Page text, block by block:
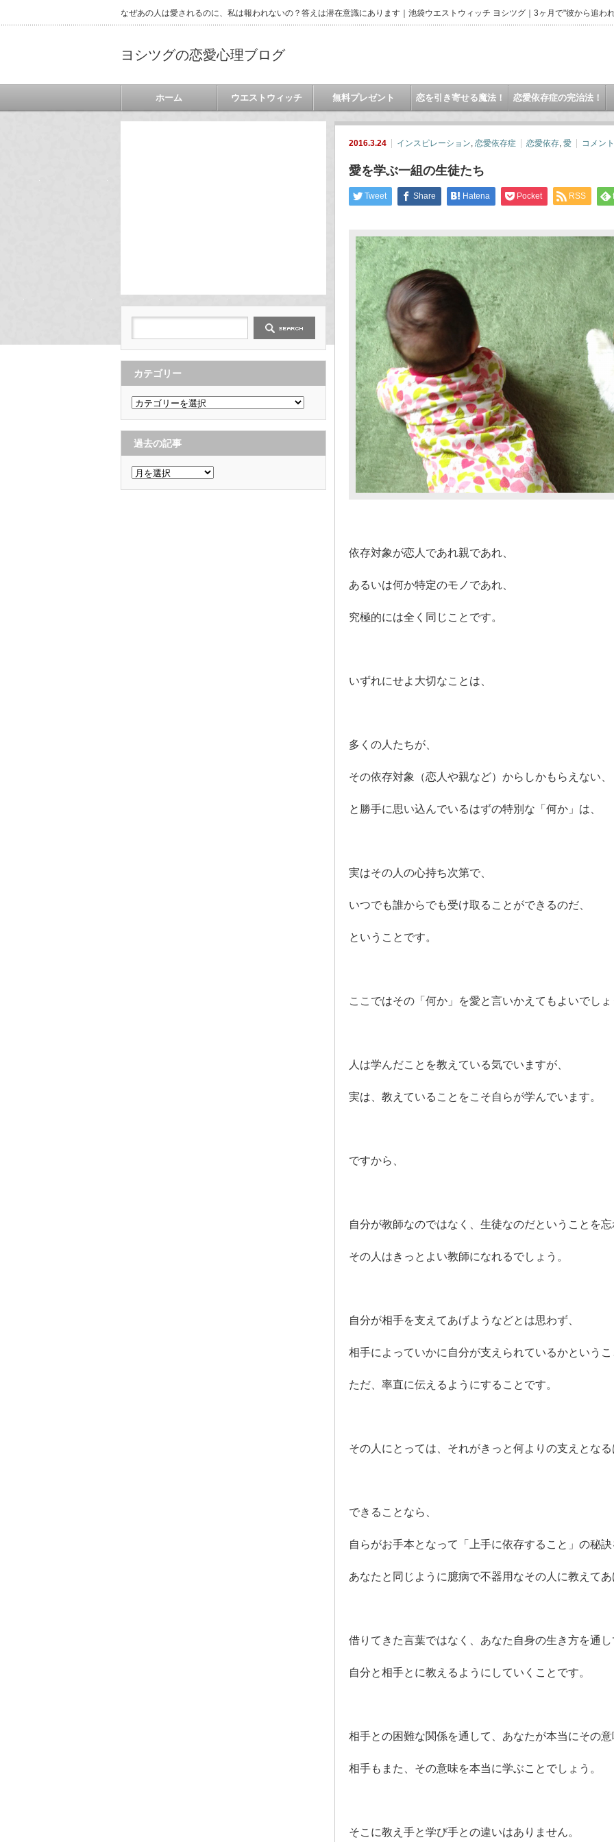
なぜあの人は愛されるのに、私は報われないの？答えは潜在意識にあります｜池袋ウエストウィッチ ヨシツグ｜3ヶ月で"彼から追わ
ヨシツグの恋愛心理ブログ
ホーム ウエストウィッチ 無料プレゼント 恋を引き寄せる魔法！ 恋愛依存症の完治法！
2016.3.24 インスピレーション, 恋愛依存症 恋愛依存, 愛 コメン
愛を学ぶ一組の生徒たち
Tweet Share Hatena Pocket RSS
依存対象が恋人であれ親であれ、
あるいは何か特定のモノであれ、
究極的には全く同じことです。
いずれにせよ大切なことは、
多くの人たちが、
その依存対象（恋人や親など）からしかもらえない、
と勝手に思い込んでいるはずの特別な「何か」は、
実はその人の心持ち次第で、
いつでも誰からでも受け取ることができるのだ、
ということです。
ここではその「何か」を愛と言いかえてもよいでしょ
人は学んだことを教えている気でいますが、
実は、教えていることをこそ自らが学んでいます。
ですから、
自分が教師なのではなく、生徒なのだということを忘
その人はきっとよい教師になれるでしょう。
自分が相手を支えてあげようなどとは思わず、
相手によっていかに自分が支えられているかというこ
ただ、率直に伝えるようにすることです。
その人にとっては、それがきっと何よりの支えとなる
できることなら、
自らがお手本となって「上手に依存すること」の秘訣
あなたと同じように臆病で不器用なその人に教えてあ
借りてきた言葉ではなく、あなた自身の生き方を通し
自分と相手とに教えるようにしていくことです。
相手との困難な関係を通して、あなたが本当にその意
相手もまた、その意味を本当に学ぶことでしょう。
そこに教え手と学び手との違いはありません。
カテゴリー
カ
テ
ゴ
リ
ー
過去の記事
過
去
の